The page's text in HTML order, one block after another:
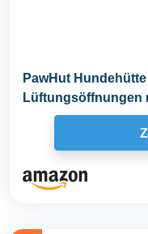
PawHut
Lüftungsöffnungen
Indoor...